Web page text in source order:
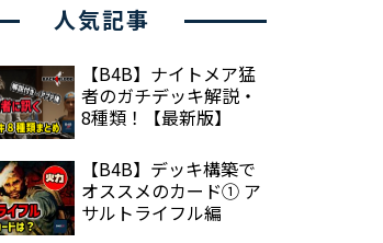
人気記事
【B4B】ナイトメア猛
者のガチデッキ解説・
8種類！【最新版】
【B4B】デッキ構築で
オススメのカード① ア
サルトライフル編